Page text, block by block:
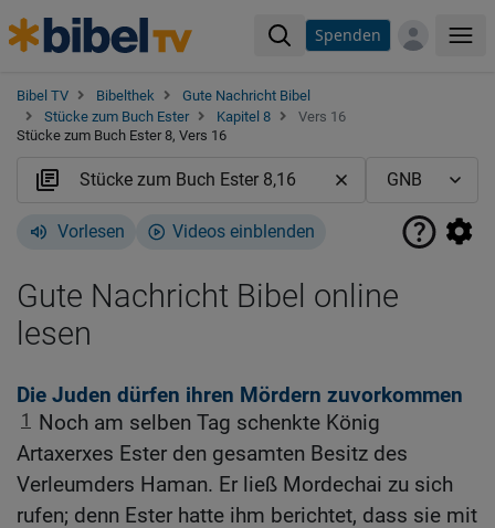
Spenden
Bibel TV Bibelthek
Gute Nachricht Bibel
Stücke zum Buch Ester
Kapitel 8
Vers 16
Stücke zum Buch Ester 8, Vers 16
Vorlesen Videos einblenden
Gute Nachricht Bibel online
lesen
Die Juden dürfen ihren Mördern zuvorkommen
1
Noch am selben Tag schenkte König
Artaxerxes Ester den gesamten Besitz des
Verleumders Haman. Er ließ Mordechai zu sich
rufen; denn Ester hatte ihm berichtet, dass sie mit